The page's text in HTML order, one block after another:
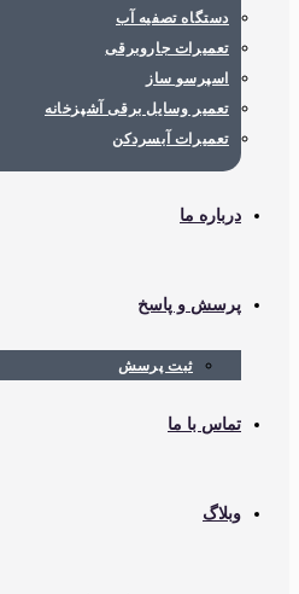
دستگاه تصفیه آب
تعمیرات جاروبرقی
اسپرسو ساز
تعمیر وسایل برقی آشپزخانه
تعمیرات آبسردکن
درباره ما
پرسش و پاسخ
ثبت پرسش
تماس با ما
وبلاگ